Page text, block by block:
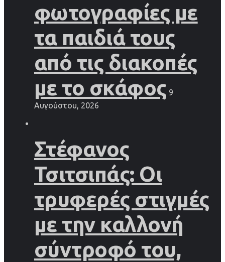
φωτογραφίες με
τα παιδιά τους
από τις διακοπές
με το σκάφος 9
Αυγούστου, 2026
Στέφανος
Τσιτσιπάς: Οι
τρυφερές στιγμές
με την καλλονή
σύντροφό του,